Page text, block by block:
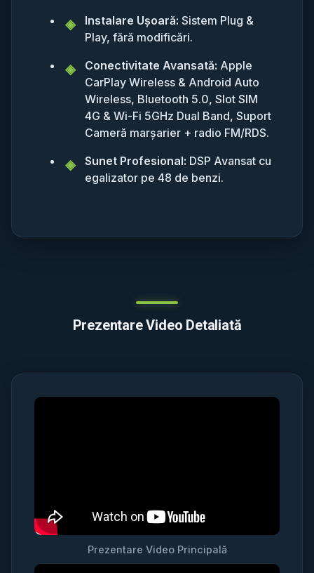
Instalare Ușoară: Sistem Plug &
Play, fără modificări.
Conectivitate Avansată: Apple
CarPlay Wireless & Android Auto
Wireless, Bluetooth 5.0, Slot SIM
4G & Wi-Fi 5GHz Dual Band, Suport
Cameră marșarier + radio FM/RDS.
Sunet Profesional: DSP Avansat cu
egalizator pe 48 de benzi.
Prezentare Video Detaliată
Prezentare Video Principală